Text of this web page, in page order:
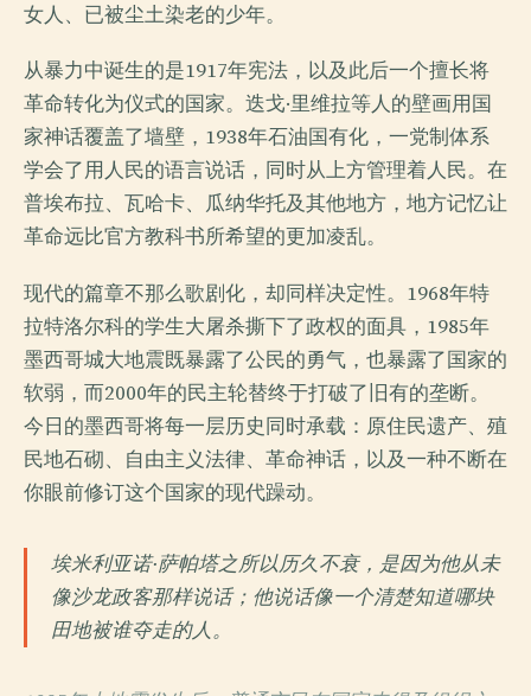
女人、已被尘土染老的少年。
从暴力中诞生的是1917年宪法，以及此后一个擅长将
革命转化为仪式的国家。迭戈·里维拉等人的壁画用国
家神话覆盖了墙壁，1938年石油国有化，一党制体系
学会了用人民的语言说话，同时从上方管理着人民。在
普埃布拉、瓦哈卡、瓜纳华托及其他地方，地方记忆让
革命远比官方教科书所希望的更加凌乱。
现代的篇章不那么歌剧化，却同样决定性。1968年特
拉特洛尔科的学生大屠杀撕下了政权的面具，1985年
墨西哥城大地震既暴露了公民的勇气，也暴露了国家的
软弱，而2000年的民主轮替终于打破了旧有的垄断。
今日的墨西哥将每一层历史同时承载：原住民遗产、殖
民地石砌、自由主义法律、革命神话，以及一种不断在
你眼前修订这个国家的现代躁动。
埃米利亚诺·萨帕塔之所以历久不衰，是因为他从未
像沙龙政客那样说话；他说话像一个清楚知道哪块
田地被谁夺走的人。